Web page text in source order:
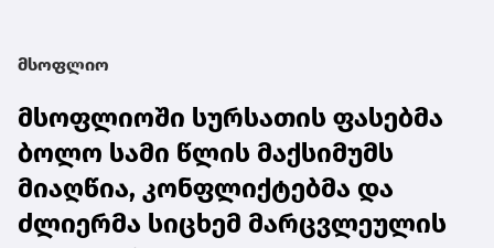
მსოფლიო
მსოფლიოში სურსათის ფასებმა
ბოლო სამი წლის მაქსიმუმს
მიაღწია, კონფლიქტებმა და
ძლიერმა სიცხემ მარცვლეულის